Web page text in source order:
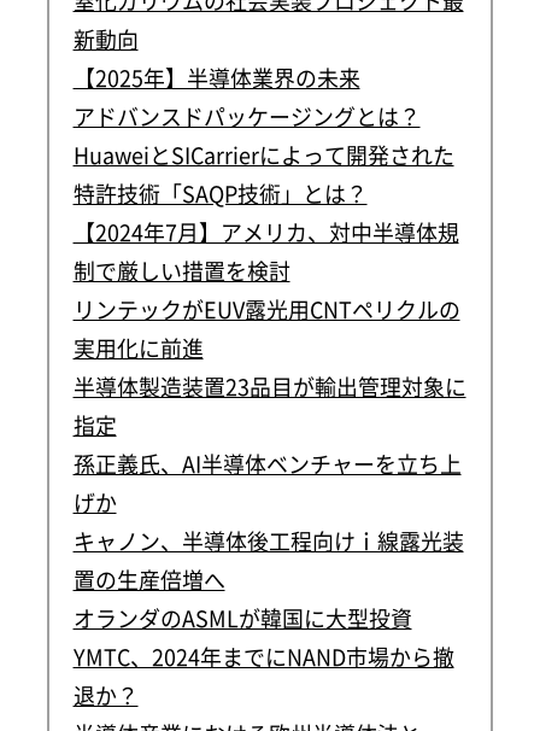
新動向
【2025年】半導体業界の未来
アドバンスドパッケージングとは？
HuaweiとSICarrierによって開発された
特許技術「SAQP技術」とは？
【2024年7月】アメリカ、対中半導体規
制で厳しい措置を検討
リンテックがEUV露光用CNTペリクルの
実用化に前進
半導体製造装置23品目が輸出管理対象に
指定
孫正義氏、AI半導体ベンチャーを立ち上
げか
キャノン、半導体後工程向けｉ線露光装
置の生産倍増へ
オランダのASMLが韓国に大型投資
YMTC、2024年までにNAND市場から撤
退か？